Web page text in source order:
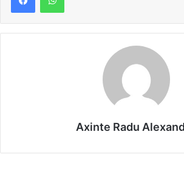
Axinte Radu